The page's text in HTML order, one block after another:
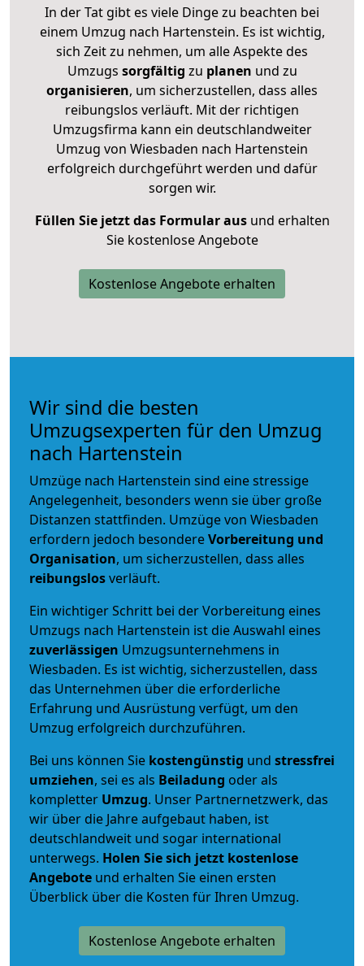
In der Tat gibt es viele Dinge zu beachten bei
einem Umzug nach Hartenstein. Es ist wichtig,
sich Zeit zu nehmen, um alle Aspekte des
Umzugs sorgfältig zu planen und zu
organisieren, um sicherzustellen, dass alles
reibungslos verläuft. Mit der richtigen
Umzugsfirma kann ein deutschlandweiter
Umzug von Wiesbaden nach Hartenstein
erfolgreich durchgeführt werden und dafür
sorgen wir.
Füllen Sie jetzt das Formular ausund erhalten
Sie kostenlose Angebote
Kostenlose Angebote erhalten
Wir sind die besten
Umzugsexperten für den Umzug
nach Hartenstein
Umzüge nach Hartenstein sind eine stressige
Angelegenheit, besonders wenn sie über große
Distanzen stattfinden. Umzüge von Wiesbaden
erfordern jedoch besondereVorbereitung und
Organisation, um sicherzustellen, dass alles
reibungslosverläuft.
Ein wichtiger Schritt bei der Vorbereitung eines
Umzugs nach Hartenstein ist die Auswahl eines
zuverlässigen Umzugsunternehmens in
Wiesbaden. Es ist wichtig, sicherzustellen, dass
das Unternehmen über die erforderliche
Erfahrung und Ausrüstung verfügt, um den
Umzug erfolgreich durchzuführen.
Bei uns können Sie kostengünstig und stressfrei
umziehen, sei es als Beiladung oder als
kompletter Umzug. Unser Partnernetzwerk, das
wir über die Jahre aufgebaut haben, ist
deutschlandweit und sogar international
unterwegs. Holen Sie sich jetzt kostenlose
Angebote und erhalten Sie einen ersten
Überblick über die Kosten für Ihren Umzug.
Kostenlose Angebote erhalten